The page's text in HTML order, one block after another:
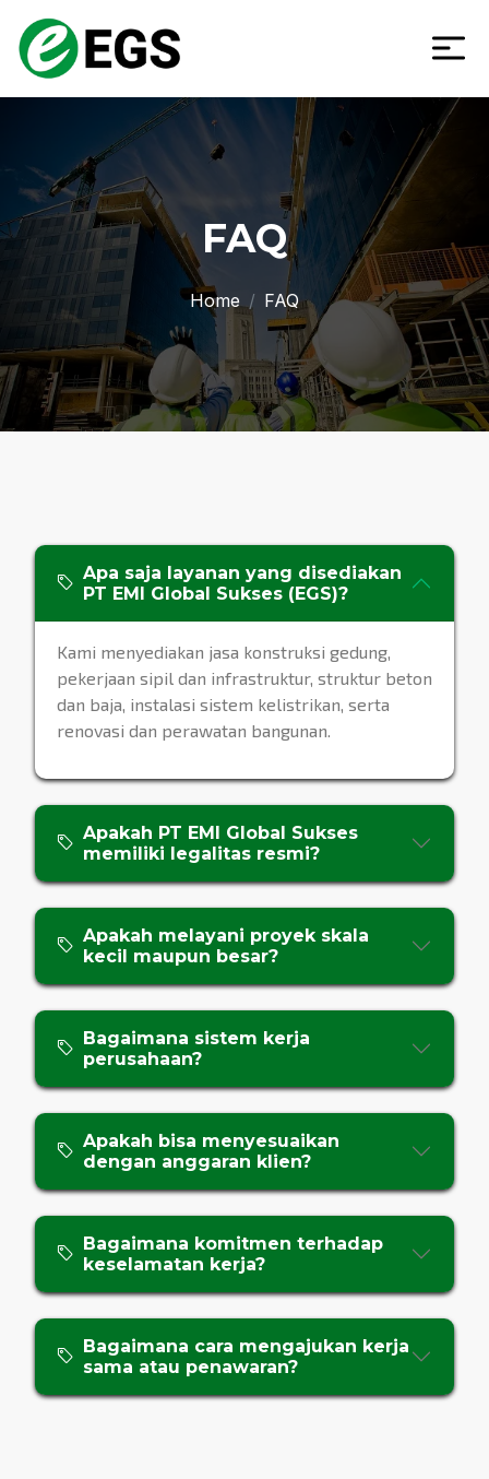
FAQ
Home FAQ
Apa saja layanan yang disediakan
PT EMI Global Sukses (EGS)?
Kami menyediakan jasa konstruksi gedung,
pekerjaan sipil dan infrastruktur, struktur beton
dan baja, instalasi sistem kelistrikan, serta
renovasi dan perawatan bangunan.
Apakah PT EMI Global Sukses
memiliki legalitas resmi?
Apakah melayani proyek skala
kecil maupun besar?
Bagaimana sistem kerja
perusahaan?
Apakah bisa menyesuaikan
dengan anggaran klien?
Bagaimana komitmen terhadap
keselamatan kerja?
Bagaimana cara mengajukan kerja
sama atau penawaran?